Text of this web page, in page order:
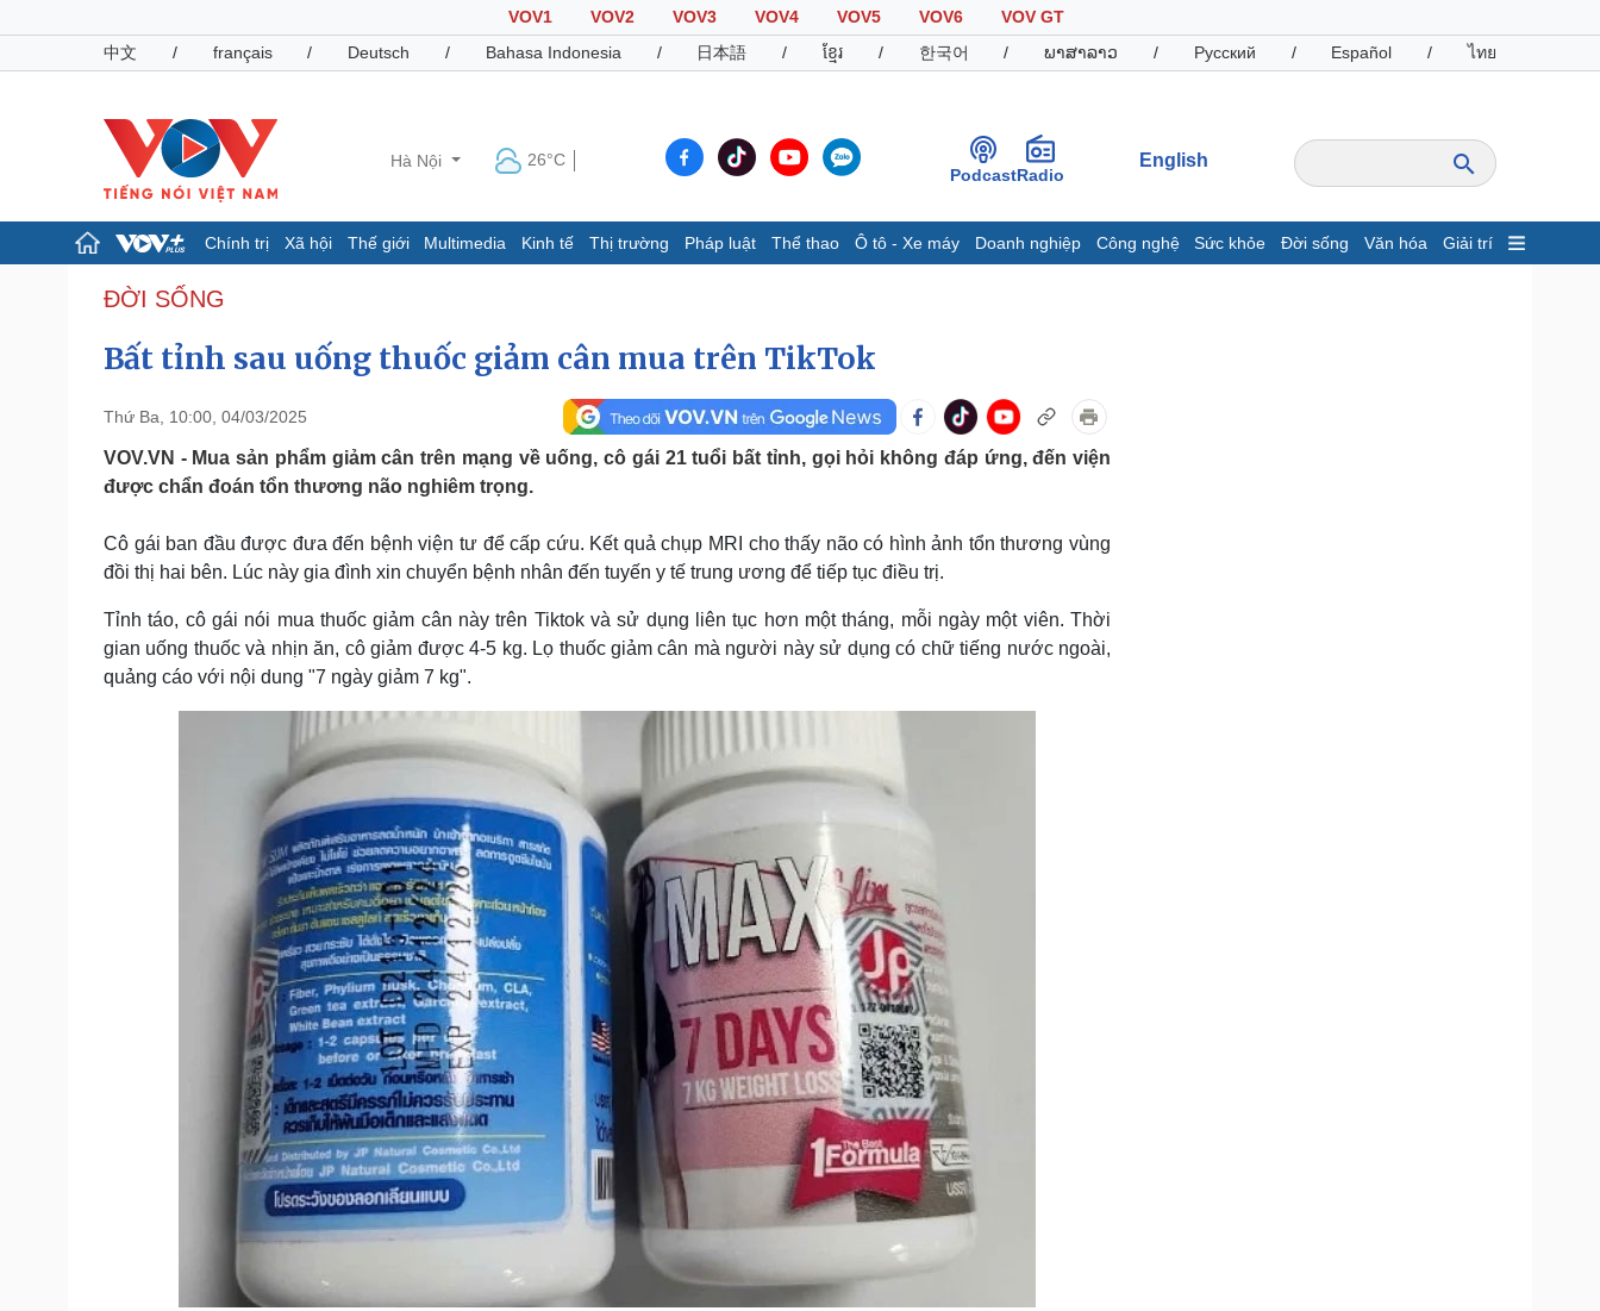
VOV1 VOV2 VOV3 VOV4 VOV5 VOV6
VOV GT
中文
/ français / Deutsch / Bahasa Indonesia / 日本語 / ខ្មែរ / 한국어 / ພາສາລາວ / Русский / Español / ไทย
Hà Nội 26°C
PodcastRadio
English
Chính trị Xã hội Thế giới Multimedia Kinh tế Thị trường Pháp luật Thể thao Ô tô - Xe máy Doanh nghiệp Công nghệ Sức khỏe Đời sống Văn hóa Giải trí
Chính trị
Tổ chức nhân sự
Quốc hội
Dự báo thời tiết
Giáo dục
Biển đảo
Cuộc sống đó đây
Hồ sơ
Ảnh
E-Magazine
Infographic
Pháp luật
Tin nóng
Tư vấn luật
Quân sự - Quốc phòng
Việt Nam
Phân tích
Lịch thi đấu bóng đá
Thế giới thể thao
Hậu trường
Xe máy
Tư vấn
Doanh nghiệp 24h
Sức khỏe
Đời sống
Tình yêu - Gia đình
Văn hóa
Văn học
Giải trí
Du lịch
ĐỜI SỐNG
Bất tỉnh sau uống thuốc giảm cân mua trên TikTok
Thứ Ba, 10:00, 04/03/2025
VOV.VN - Mua sản phẩm giảm cân trên mạng về uống, cô gái 21 tuổi bất tỉnh, gọi hỏi không đáp ứng, đến viện
được chẩn đoán tổn thương não nghiêm trọng.
Cô gái ban đầu được đưa đến bệnh viện tư để cấp cứu. Kết quả chụp MRI cho thấy não có hình ảnh tổn thương vùng
đồi thị hai bên. Lúc này gia đình xin chuyển bệnh nhân đến tuyến y tế trung ương để tiếp tục điều trị.
Tỉnh táo, cô gái nói mua thuốc giảm cân này trên Tiktok và sử dụng liên tục hơn một tháng, mỗi ngày một viên. Thời
gian uống thuốc và nhịn ăn, cô giảm được 4-5 kg. Lọ thuốc giảm cân mà người này sử dụng có chữ tiếng nước ngoài,
quảng cáo với nội dung "7 ngày giảm 7 kg".